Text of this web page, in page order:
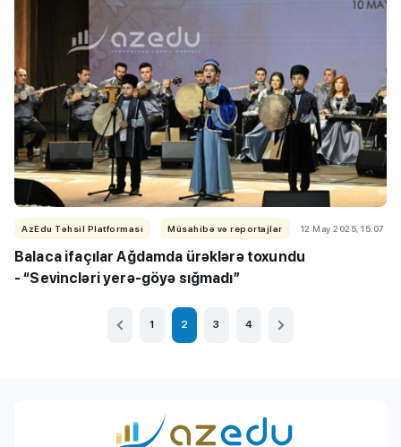
AzEdu Təhsil Platforması Müsahibə və reportajlar 12 May 2025, 15:07
Balaca ifaçılar Ağdamda ürəklərə toxundu
- “Sevincləri yerə-göyə sığmadı”
1 2 3 4